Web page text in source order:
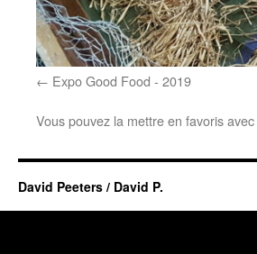
Expo Good Food - 2019
Vous pouvez la mettre en favoris avec
David Peeters / David P.